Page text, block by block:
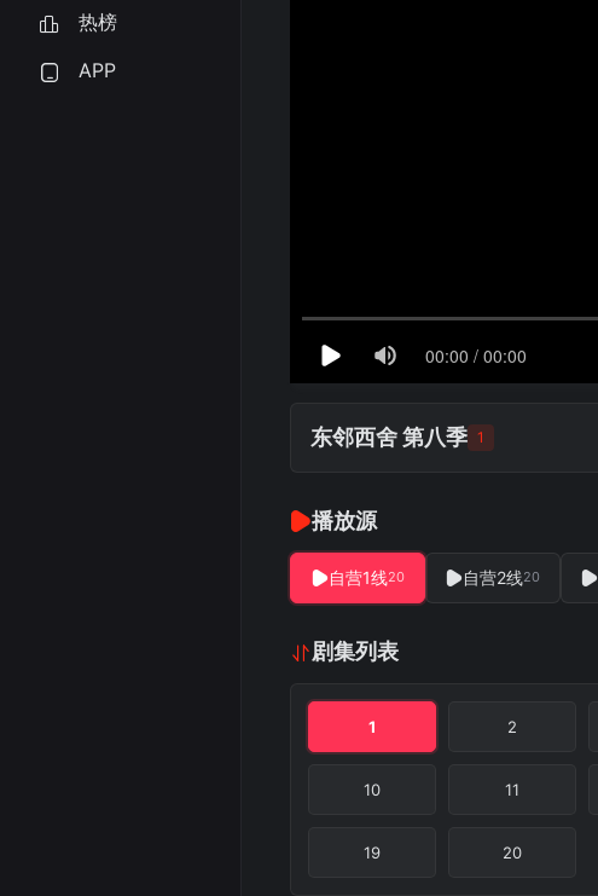
热榜
APP
东邻西舍 第八季 1
播放源
自营1线20 自营2线20
剧集列表
1 2
10 11
19 20